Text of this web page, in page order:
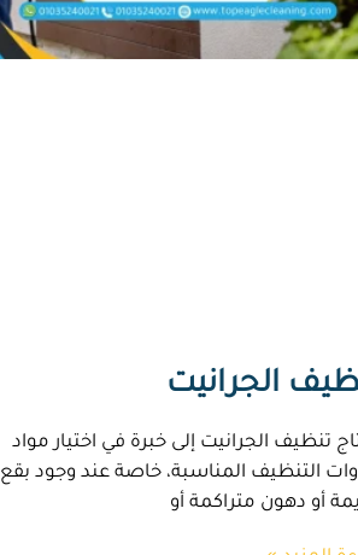
الجرانيت
تنظيف الجرانيت إلى خبرة في اختيار مواد
التنظيف المناسبة، خاصة عند وجود بقع
أو دهون متراكمة أو